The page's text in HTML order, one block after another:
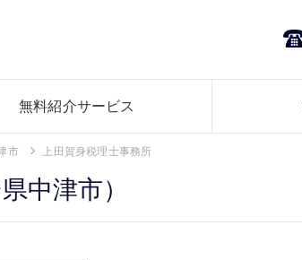
無料紹介サービス
市 上田賀身税理士事務所
中津市）